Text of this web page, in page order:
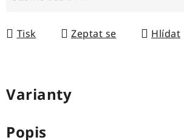
Tisk
Zeptat se Hlídat
Varianty
Popis